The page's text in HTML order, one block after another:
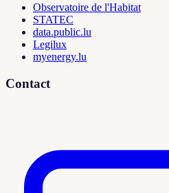
Observatoire de l'Habitat
STATEC
data.public.lu
Legilux
myenergy.lu
Contact